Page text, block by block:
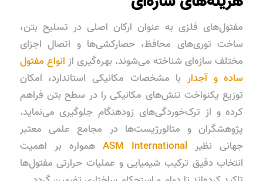
مفتول‌های فلزی به عنوان ارکان اصلی در تسلیح بتن،
ساخت توری‌های محافظ، حصارکشی‌ها و اتصال اجزای
مختلف سازه‌ای شناخته می‌شوند. بهره‌گیری از انواع مفتول
ساده و آجداربا مشخصات مکانیکی استاندارد، امکان
توزیع یکنواخت تنش‌های مکانیکی را در سطح بتن فراهم
کرده و از ترک‌خوردگی‌های زودهنگام جلوگیری می‌نماید.
پژوهشگران و متالورژیست‌ها در مجامع علمی معتبر
جهانی نظیر ASM Internationalهمواره بر اهمیت
انتخاب دقیق ترکیب شیمیایی و عملیات حرارتی مفتول‌ها